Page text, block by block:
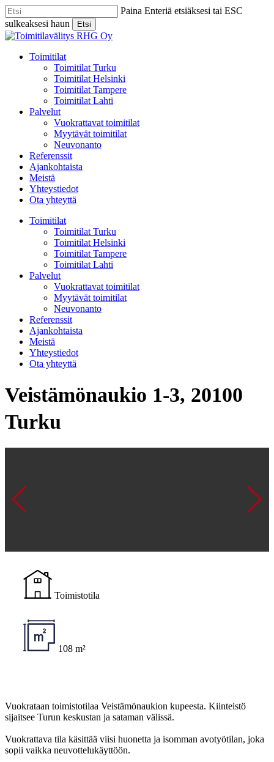
Skip
to
main
content
Paina Enteriä etsiäksesi tai ESC
sulkeaksesi haun
Etsi
Close
Menu
Toimitilat
Toimitilat Turku
Toimitilat Helsinki
Toimitilat Tampere
Toimitilat Lahti
Palvelut
Vuokrattavat toimitilat
Myytävät toimitilat
Neuvonanto
Referenssit
Ajankohtaista
Meistä
Yhteystiedot
Ota yhteyttä
Toimitilat
Toimitilat Turku
Toimitilat Helsinki
Toimitilat Tampere
Toimitilat Lahti
Palvelut
Vuokrattavat toimitilat
Myytävät toimitilat
Neuvonanto
Referenssit
Ajankohtaista
Meistä
Yhteystiedot
Ota yhteyttä
Veistämönaukio 1-3, 20100
Turku
Toimistotila
108 m²
Vuokrataan toimistotilaa Veistämönaukion kupeesta. Kiinteistö
sijaitsee Turun keskustan ja sataman välissä.
Vuokrattava tila käsittää viisi huonetta ja isomman avotyötilan, joka
sopii vaikka neuvottelukäyttöön.